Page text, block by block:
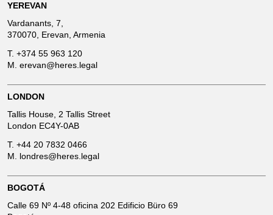
YEREVAN
Vardanants, 7,
370070, Erevan, Armenia
T. +374 55 963 120
M. erevan@heres.legal
LONDON
Tallis House, 2 Tallis Street
London EC4Y-0AB
T. +44 20 7832 0466
M. londres@heres.legal
BOGOTÁ
Calle 69 Nº 4-48 oficina 202 Edificio Büro 69